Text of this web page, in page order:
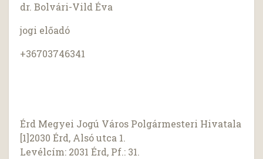
dr. Bolvári-Vild Éva
jogi előadó
+36703746341
Érd Megyei Jogú Város Polgármesteri Hivatala
[1]2030 Érd, Alsó utca 1.
Levélcím: 2031 Érd, Pf.: 31.